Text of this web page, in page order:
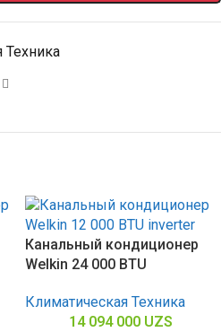
Техника
Канальный кондиционер
Welkin 24 000 BTU
Климатическая Техника
14 094 000 UZS